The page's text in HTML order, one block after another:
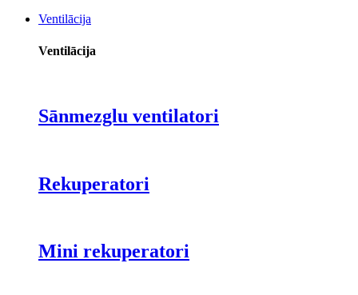
Ventilācija
Ventilācija
Sānmezglu ventilatori
Rekuperatori
Mini rekuperatori